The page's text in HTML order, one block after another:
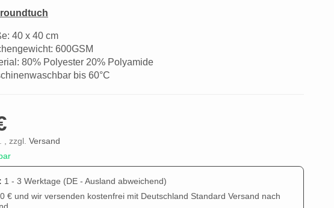
40 x 40 cm
600GSM
80% Polyester 20% Polyamide
bis 60°C
, zzgl. Versand
1 - 3 Werktage (DE - Ausland abweichend)
€ und wir versenden kostenfrei mit Deutschland Standard Versand nach